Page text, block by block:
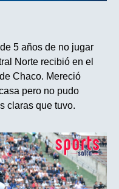
5 años de no jugar
Norte recibió en el
Chaco. Mereció
pero no pudo
claras que tuvo.